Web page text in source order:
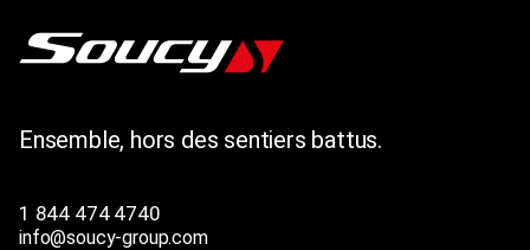
Ensemble, hors des sentiers battus.
1 844 474 4740
info@soucy-group.com